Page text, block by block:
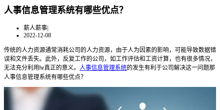
人事信息管理系统有哪些优点？
薪人薪事|
2022-12-08
传统的人力资源通常消耗公司的人力资源，由于人为因素的影响，可能导致数据错
误和文件丢失。此外，反复工作的公司，如工作评估和工资计算，也有很多情况，
无法充分利用 hr真正的意义。 人事信息管理系统的发生有利于公司解决这一问题那
人事信息管理系统有哪些优点？